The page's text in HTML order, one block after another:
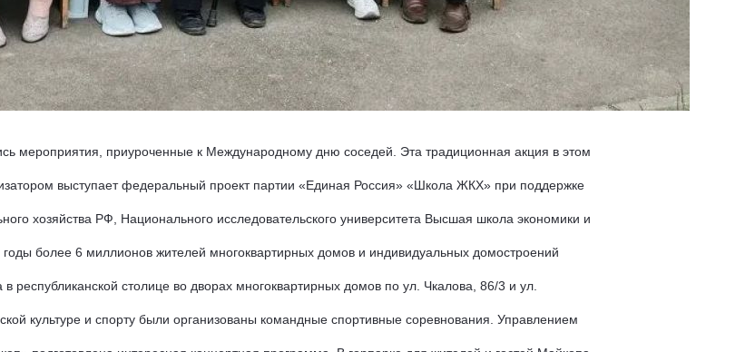
мероприятия, приуроченные к Международному дню соседей. Эта традиционная акция в этом
выступает федеральный проект партии «Единая Россия» «Школа ЖКХ» при поддержке
хозяйства РФ, Национального исследовательского университета Высшая школа экономики и
более 6 миллионов жителей многоквартирных домов и индивидуальных домостроений
республиканской столице во дворах многоквартирных домов по ул. Чкалова, 86/3 и ул.
культуре и спорту были организованы командные спортивные соревнования. Управлением